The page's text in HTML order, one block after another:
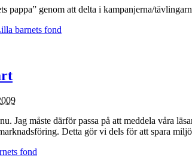
pappa” genom att delta i kampanjerna/
barnets fond
Jag måste därför passa på att meddela våra
Detta gör vi dels för att spara
fond